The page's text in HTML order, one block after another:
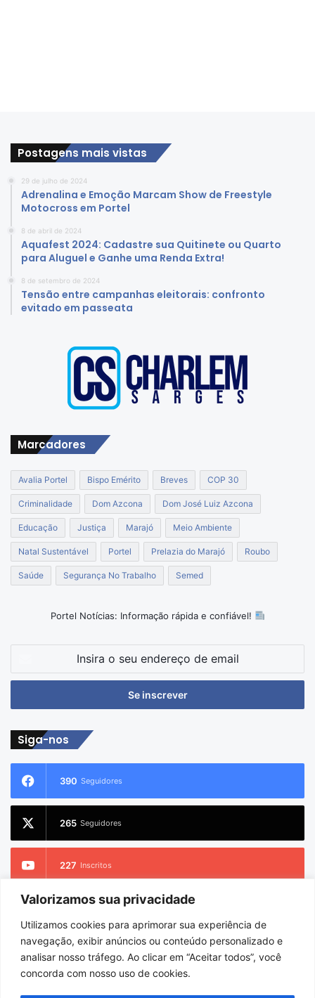
Valorizamos sua privacidade
Utilizamos cookies para aprimorar sua experiência de
navegação, exibir anúncios ou conteúdo personalizado e
analisar nosso tráfego. Ao clicar em “Aceitar todos”, você
concorda com nosso uso de cookies.
Postagens mais vistas
29 de julho de 2024
Adrenalina e Emoção Marcam Show de Freestyle
Motocross em Portel
8 de abril de 2024
Aquafest 2024: Cadastre sua Quitinete ou Quarto
para Aluguel e Ganhe uma Renda Extra!
8 de setembro de 2024
Tensão entre campanhas eleitorais: confronto
evitado em passeata
Marcadores
Avalia Portel Bispo Emérito Breves COP 30
Criminalidade Dom Azcona Dom José Luiz Azcona
Educação Justiça Marajó Meio Ambiente
Natal Sustentável Portel Prelazia do Marajó Roubo
Saúde Segurança No Trabalho Semed
Portel Notícias: Informação rápida e confiável!
seu
de
Siga-nos
390 Seguidores
265 Seguidores
227 Inscritos
2.733 Seguidores
© Copyright 2026Charlem Sarges. Todos os direitos reservados |